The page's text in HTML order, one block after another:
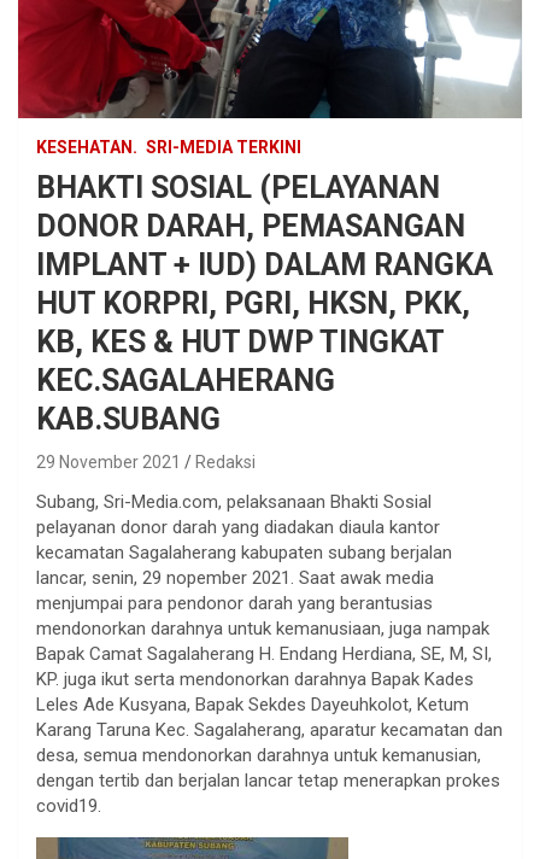
KESEHATAN. SRI-MEDIA TERKINI
BHAKTI SOSIAL (PELAYANAN
DONOR DARAH, PEMASANGAN
IMPLANT + IUD) DALAM RANGKA
HUT KORPRI, PGRI, HKSN, PKK,
KB, KES & HUT DWP TINGKAT
KEC.SAGALAHERANG
KAB.SUBANG
29 November 2021 Redaksi
Subang, Sri-Media.com, pelaksanaan Bhakti Sosial
pelayanan donor darah yang diadakan diaula kantor
kecamatan Sagalaherang kabupaten subang berjalan
lancar, senin, 29 nopember 2021. Saat awak media
menjumpai para pendonor darah yang berantusias
mendonorkan darahnya untuk kemanusiaan, juga nampak
Bapak Camat Sagalaherang H. Endang Herdiana, SE, M, SI,
KP. juga ikut serta mendonorkan darahnya Bapak Kades
Leles Ade Kusyana, Bapak Sekdes Dayeuhkolot, Ketum
Karang Taruna Kec. Sagalaherang, aparatur kecamatan dan
desa, semua mendonorkan darahnya untuk kemanusian,
dengan tertib dan berjalan lancar tetap menerapkan prokes
covid19.